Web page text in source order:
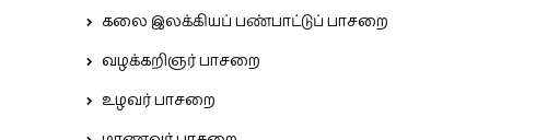
கலை இலக்கியப் பண்பாட்டுப் பாசறை
வழக்கறிஞர் பாசறை
உழவர் பாசறை